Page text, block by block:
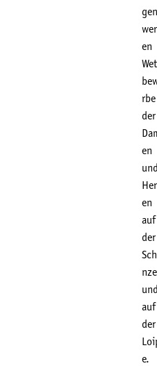
gen
en
rbe
der
en
und
en
auf
der
nze
und
auf
der
e.